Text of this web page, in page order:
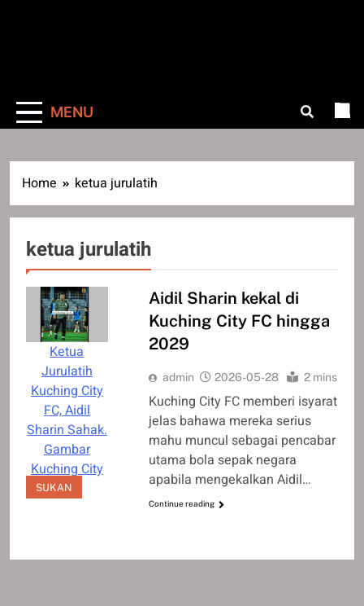
MENU
Home ketua jurulatih
ketua jurulatih
Ketua
Jurulatih
Kuching City
FC, Aidil
Sharin Sahak.
Gambar
Kuching City
FC
SUKAN
Aidil Sharin kekal di
Kuching City FC hingga
2029
admin 2026-05-28 2 mins
Kuching City FC memberi isyarat
jelas bahawa mereka serius
mahu muncul sebagai pencabar
utama bola sepak negara
apabila mengekalkan Aidil…
Continue reading